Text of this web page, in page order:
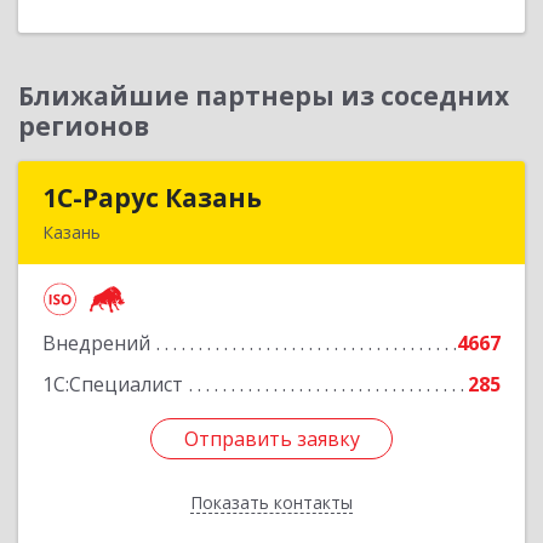
Ближайшие партнеры из соседних
регионов
1С-Рарус Казань
Казань
Внедрений
4667
1С:Специалист
285
Отправить заявку
Показать контакты
Подробнее
Отправить заявку
Назад